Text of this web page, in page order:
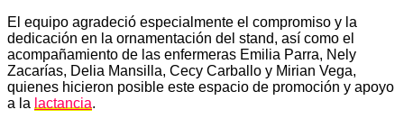
El equipo agradeció especialmente el compromiso y la
dedicación en la ornamentación del stand, así como el
acompañamiento de las enfermeras Emilia Parra, Nely
Zacarías, Delia Mansilla, Cecy Carballo y Mirian Vega,
quienes hicieron posible este espacio de promoción y apoyo
a la lactancia.